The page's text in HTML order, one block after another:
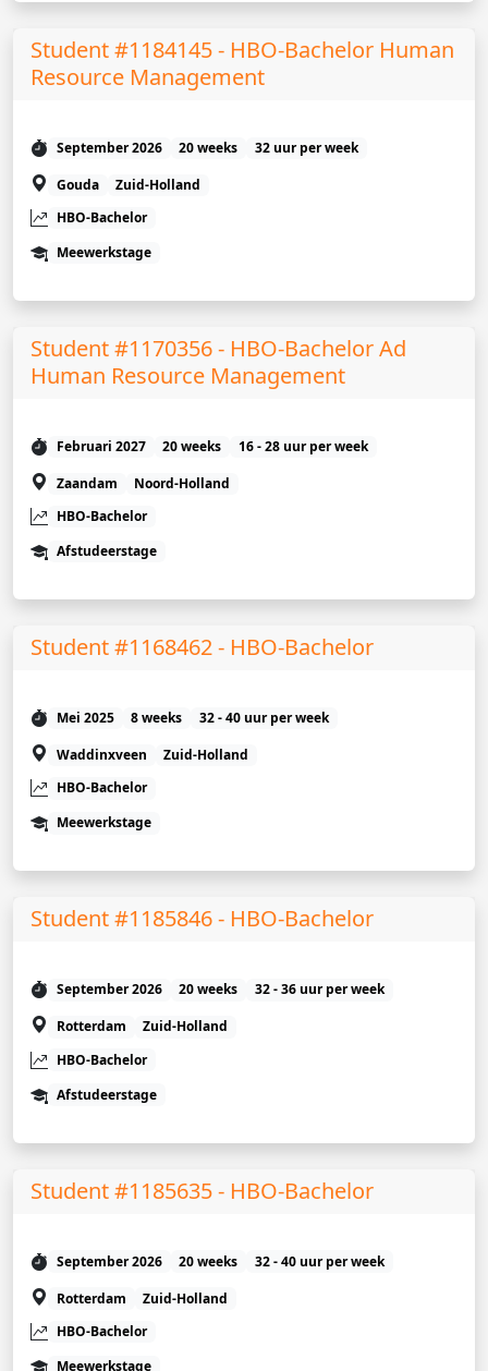
Student #1184145 - HBO-Bachelor Human
Resource Management
September 2026 20 weeks
32 uur per week
Gouda
Zuid-Holland
HBO-Bachelor
Meewerkstage
Student #1170356 - HBO-Bachelor Ad
Human Resource Management
Februari 2027 20 weeks
16 - 28 uur per week
Zaandam
Noord-Holland
HBO-Bachelor
Afstudeerstage
Student #1168462 - HBO-Bachelor
Mei 2025 8 weeks
32 - 40 uur per week
Waddinxveen
Zuid-Holland
HBO-Bachelor
Meewerkstage
Student #1185846 - HBO-Bachelor
September 2026 20 weeks
32 - 36 uur per week
Rotterdam
Zuid-Holland
HBO-Bachelor
Afstudeerstage
Student #1185635 - HBO-Bachelor
September 2026 20 weeks
32 - 40 uur per week
Rotterdam
Zuid-Holland
HBO-Bachelor
Meewerkstage